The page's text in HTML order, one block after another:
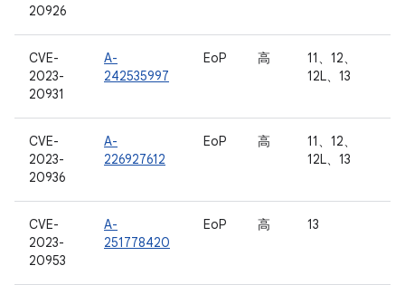
20926
CVE-
2023-
20931
A-
242535997
EoP 高
11、12、
12L、13
CVE-
2023-
20936
A-
226927612
EoP 高
11、12、
12L、13
CVE-
2023-
20953
A-
251778420
EoP 高 13